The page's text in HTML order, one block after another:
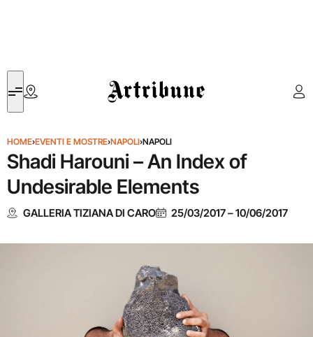
Artribune
HOME›EVENTI E MOSTRE›NAPOLI›NAPOLI
Shadi Harouni – An Index of
Undesirable Elements
GALLERIA TIZIANA DI CARO 25/03/2017–10/06/2017